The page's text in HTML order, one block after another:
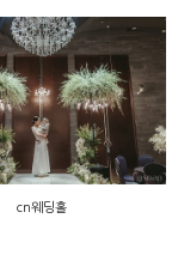
cn웨딩홀